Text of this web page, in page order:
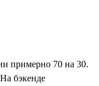
примерно 70 на 30.
бэкенде